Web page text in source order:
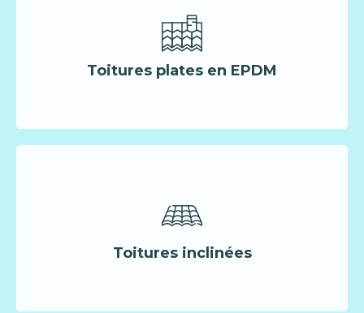
Toitures plates en EPDM
Toitures inclinées